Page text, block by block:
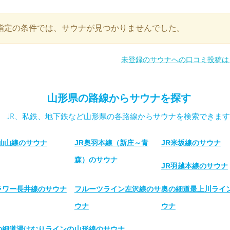
定の条件では、サウナが見つかりませんでした。
未登録のサウナへの口コミ投稿は
山形県の路線からサウナを探す
JR、私鉄、地下鉄など山形県の各路線からサウナを検索できます
山線のサウナ JR奥羽本線（新庄～青
森）のサウナ
JR米坂線のサウナ
JR羽越本線のサウナ
ワー長井線のサウナ フルーツライン左沢線のサ
ウナ
奥の細道最上川ライ
ウナ